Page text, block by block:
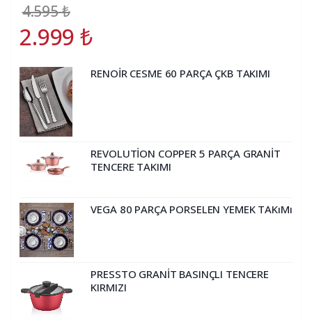
4.595₺
2.999₺
RENOİR CESME 60 PARÇA ÇKB TAKIMI
REVOLUTİON COPPER 5 PARÇA GRANİT
TENCERE TAKIMI
VEGA 80 PARÇA PORSELEN YEMEK TAKıMı
PRESSTO GRANİT BASINÇLI TENCERE
KIRMIZI